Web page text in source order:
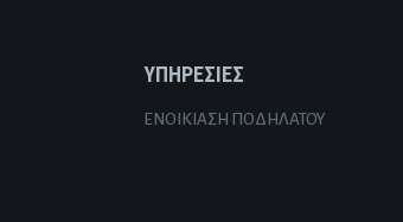
ΥΠΗΡΕΣΙΕΣ
ΕΝΟΙΚΊΑΣΗ ΠΟΔΗΛΆΤΟΥ